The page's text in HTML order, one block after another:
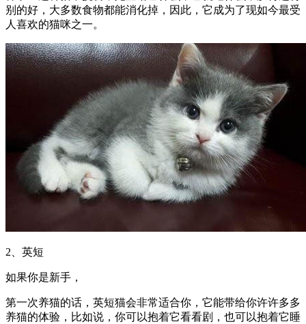
别的好，大多数食物都能消化掉，因此，它成为了现如今最受
人喜欢的猫咪之一。
2、英短
如果你是新手，
第一次养猫的话，英短猫会非常适合你，它能带给你许许多多
养猫的体验，比如说，你可以抱着它看看剧，也可以抱着它睡